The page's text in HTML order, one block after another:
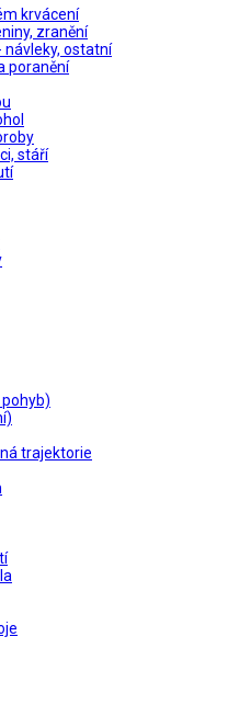
krvácení
zranění
ostatní
poranění
stáří
trajektorie